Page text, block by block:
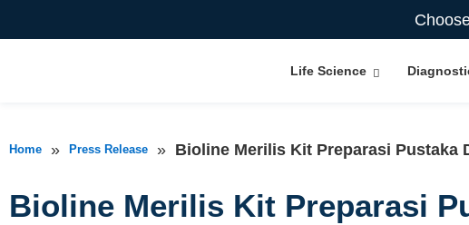
Life Science
Home » Press Release » Bioline Merilis Kit Preparasi Pustaka
Bioline Merilis Kit Preparasi